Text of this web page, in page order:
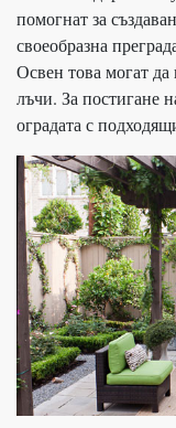
помогнат за
своеобразна
Освен това могат да
лъчи. За постигане
оградата с